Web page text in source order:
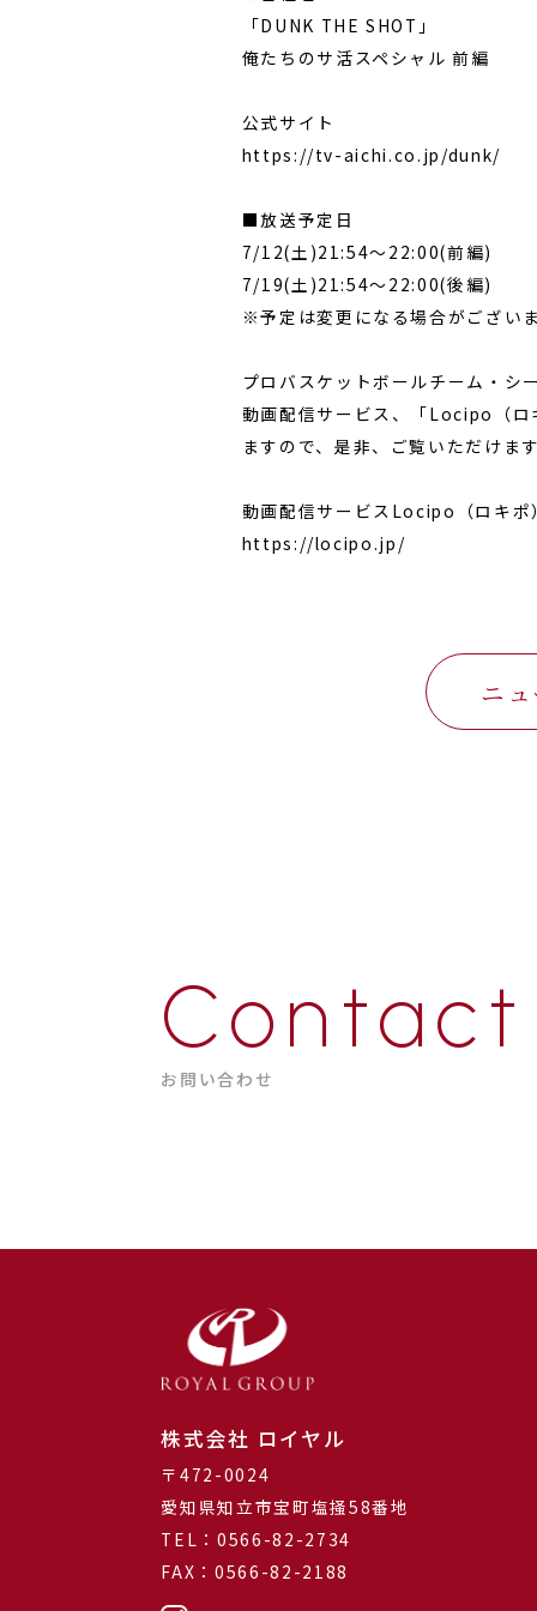
「DUNK THE SHOT」
俺たちのサ活スペシャル 前編
公式サイト
https://tv-aichi.co.jp/dunk/
■放送予定日
7/12(土)21:54～22:00(前編)
7/19(土)21:54～22:00(後編)
※予定は変更になる場合がござい
プロバスケットボールチーム・シ
動画配信サービス、「Locipo（
ますので、是非、ご覧いただけま
動画配信サービスLocipo（ロキポ
https://locipo.jp/
ニ
Contact
お問い合わせ
株式会社 ロイヤル
〒472-0024
愛知県知立市宝町塩掻58番地
TEL：0566-82-2734
FAX：0566-82-2188